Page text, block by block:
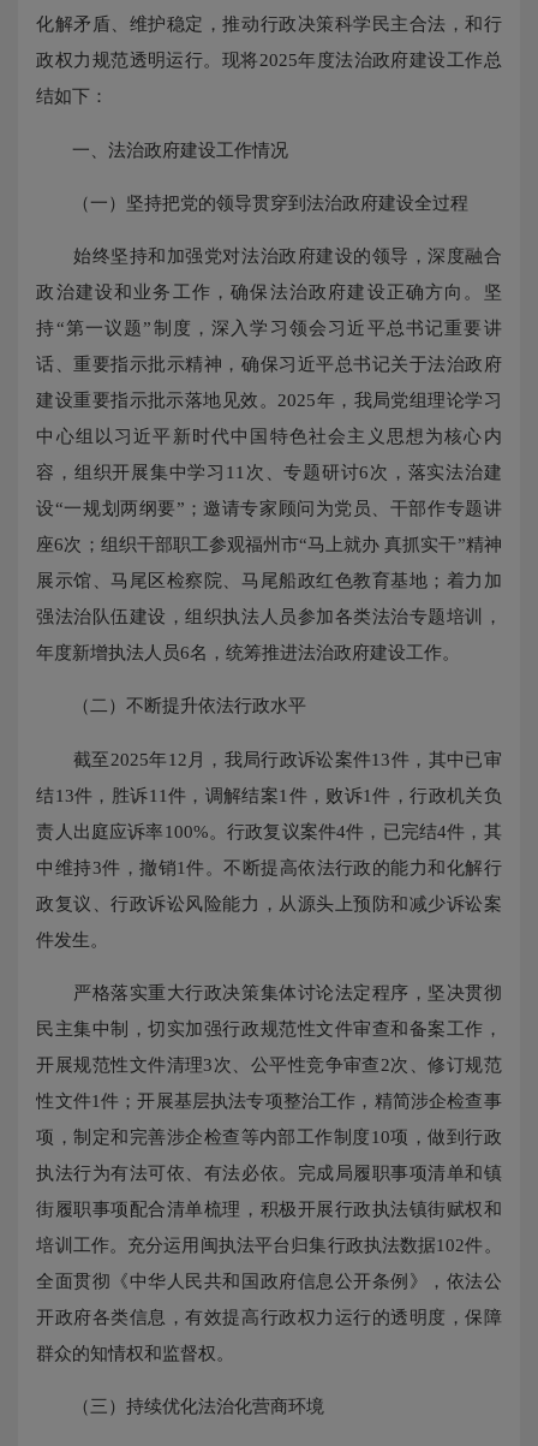
化解矛盾、维护稳定，推动行政决策科学民主合法，和行
政权力规范透明运行。现将2025年度法治政府建设工作总
结如下：
一、法治政府建设工作情况
（一）坚持把党的领导贯穿到法治政府建设全过程
始终坚持和加强党对法治政府建设的领导，深度融合
政治建设和业务工作，确保法治政府建设正确方向。坚
持“第一议题”制度，深入学习领会习近平总书记重要讲
话、重要指示批示精神，确保习近平总书记关于法治政府
建设重要指示批示落地见效。2025年，我局党组理论学习
中心组以习近平新时代中国特色社会主义思想为核心内
容，组织开展集中学习11次、专题研讨6次，落实法治建
设“一规划两纲要”；邀请专家顾问为党员、干部作专题讲
座6次；组织干部职工参观福州市“马上就办 真抓实干”精神
展示馆、马尾区检察院、马尾船政红色教育基地；着力加
强法治队伍建设，组织执法人员参加各类法治专题培训，
年度新增执法人员6名，统筹推进法治政府建设工作。
（二）不断提升依法行政水平
截至2025年12月，我局行政诉讼案件13件，其中已审
结13件，胜诉11件，调解结案1件，败诉1件，行政机关负
责人出庭应诉率100%。行政复议案件4件，已完结4件，其
中维持3件，撤销1件。不断提高依法行政的能力和化解行
政复议、行政诉讼风险能力，从源头上预防和减少诉讼案
件发生。
严格落实重大行政决策集体讨论法定程序，坚决贯彻
民主集中制，切实加强行政规范性文件审查和备案工作，
开展规范性文件清理3次、公平性竞争审查2次、修订规范
性文件1件；开展基层执法专项整治工作，精简涉企检查事
项，制定和完善涉企检查等内部工作制度10项，做到行政
执法行为有法可依、有法必依。完成局履职事项清单和镇
街履职事项配合清单梳理，积极开展行政执法镇街赋权和
培训工作。充分运用闽执法平台归集行政执法数据102件。
全面贯彻《中华人民共和国政府信息公开条例》，依法公
开政府各类信息，有效提高行政权力运行的透明度，保障
群众的知情权和监督权。
（三）持续优化法治化营商环境